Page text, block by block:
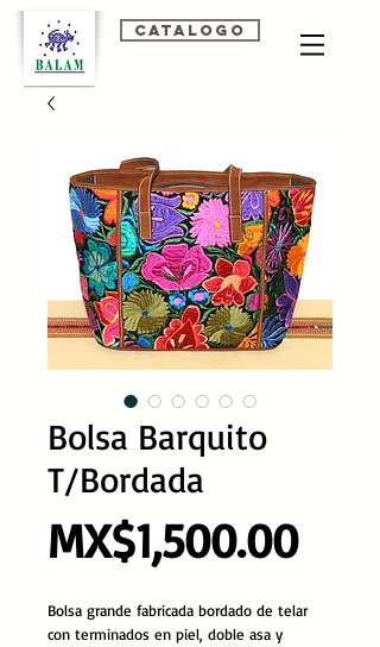
Catalogo
Bolsa Barquito
T/Bordada
MX$1,500.00
Bolsa grande fabricada bordado de telar
con terminados en piel, doble asa y